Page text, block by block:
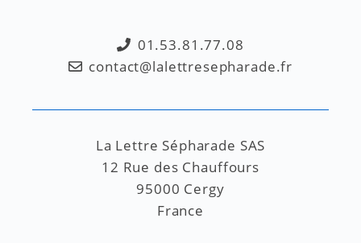
01.53.81.77.08
contact@lalettresepharade.fr
La Lettre Sépharade SAS
12 Rue des Chauffours
95000 Cergy
France